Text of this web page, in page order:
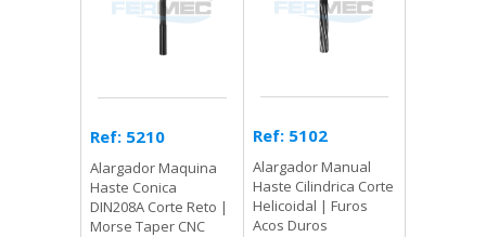
Ref: 5210
Alargador Maquina
Haste Conica
DIN208A Corte Reto |
Morse Taper CNC
Ref: 5102
Alargador Manual
Haste Cilindrica Corte
Helicoidal | Furos
Acos Duros